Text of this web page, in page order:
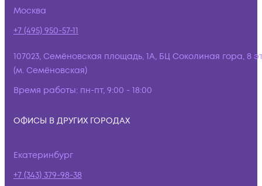
Москва
+7 (495) 950-57-11
107023, Семёновская площадь, 1А, БЦ Соколиная гора, 8
(м. Семёновская)
Время работы: пн-пт, 9:00 - 18:00
ОФИСЫ В ДРУГИХ ГОРОДАХ
Екатеринбург
+7 (343) 379-98-38